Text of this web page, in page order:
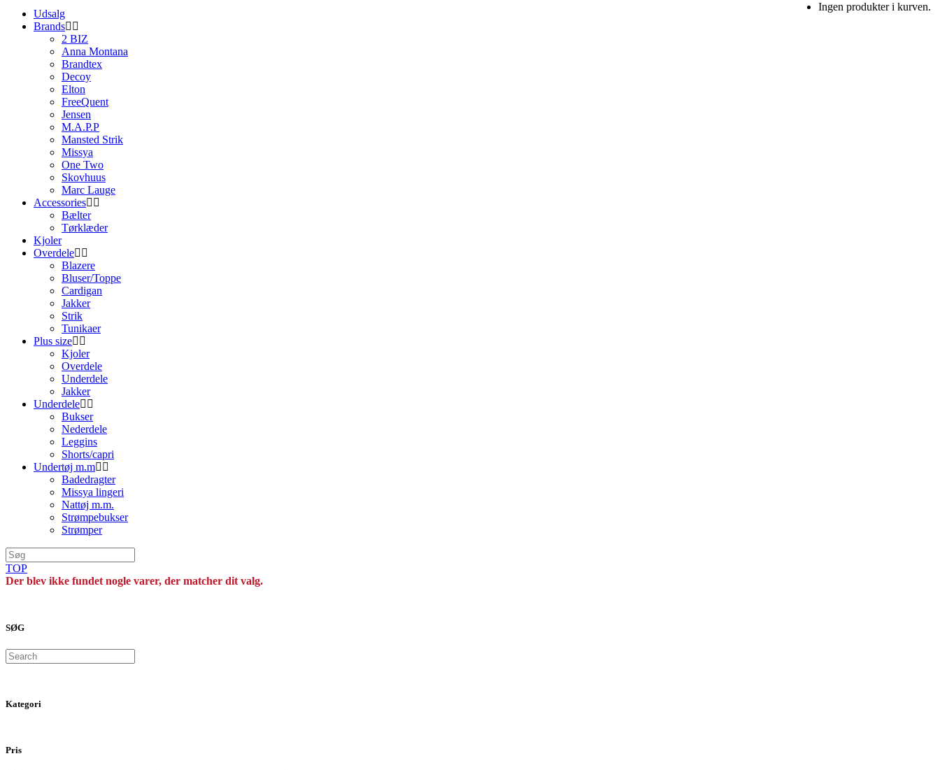
Ingen produkter i kurven.
Udsalg
Brands
2 BIZ
Anna Montana
Brandtex
Decoy
Elton
FreeQuent
Jensen
M.A.P.P
Mansted Strik
Missya
One Two
Skovhuus
Marc Lauge
Accessories
Bælter
Tørklæder
Kjoler
Overdele
Blazere
Bluser/Toppe
Cardigan
Jakker
Strik
Tunikaer
Plus size
Kjoler
Overdele
Underdele
Jakker
Underdele
Bukser
Nederdele
Leggins
Shorts/capri
Undertøj m.m
Badedragter
Missya lingeri
Nattøj m.m.
Strømpebukser
Strømper
TOP
Der blev ikke fundet nogle varer, der matcher dit valg.
SØG
Search
Kategori
Pris